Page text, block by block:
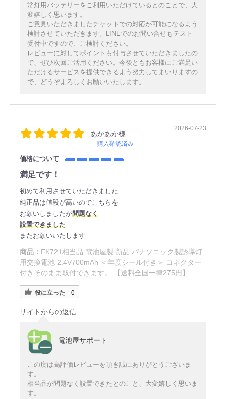
常灯用バッテリーをご利用いただけているとのことで、大
変嬉しく思います。
ご意見いただきましたチャットでの対応が可能になるよう
検討させていただきます。LINEでのお問い合せもテスト
受付中ですので、ご検討ください。
レビューに対してポイントも付与させていただきましたの
で、ぜひ次回ご活用ください。今後ともお客様にご満足い
ただけるサービスを提供できるよう努力してまいりますの
で、どうぞよろしくお願いいたします。
あかあか様
購入確認済み
2026-07-23
価格について
満足です！
初めて利用させていただきました
純正品は値段が高いのでこちらを
お願いしましたが問題なく
設置できました
またお願いいたします
商品： FK721相当品 電池屋製 新品 パナソニック製誘導灯
用交換電池 2.4V700mAh ＜年度シール付き＞ コネクター
付きそのまま取付できます。 【送料全国一律275円】
役に立った 0
サイトからの返信
電池屋サポート
この度は高評価レビューを頂き誠にありがとうございま
す。
相当品が問題なく設置できたとのこと、大変嬉しく思いま
す。